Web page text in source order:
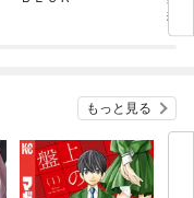
猫
もっと見る